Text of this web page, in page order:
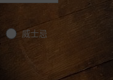
威士忌